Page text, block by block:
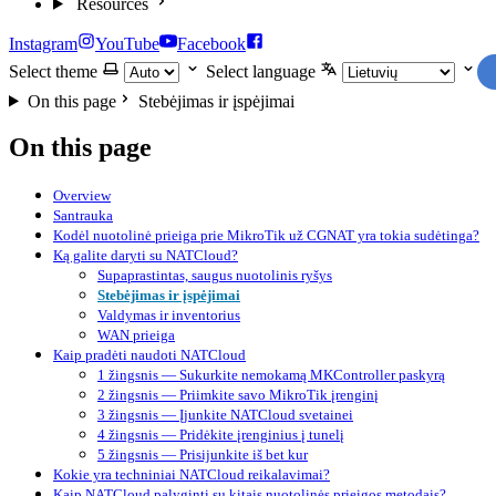
Instagram YouTube
Facebook
Select theme
Select language
On this page Stebėjimas ir įspėjimai
On this page
Overview
Santrauka
Kodėl nuotolinė prieiga prie MikroTik už CGNAT yra tokia sudėtinga?
Ką galite daryti su NATCloud?
Supaprastintas, saugus nuotolinis ryšys
Stebėjimas ir įspėjimai
Valdymas ir inventorius
WAN prieiga
Kaip pradėti naudoti NATCloud
1 žingsnis — Sukurkite nemokamą MKController paskyrą
2 žingsnis — Priimkite savo MikroTik įrenginį
3 žingsnis — Įjunkite NATCloud svetainei
4 žingsnis — Pridėkite įrenginius į tunelį
5 žingsnis — Prisijunkite iš bet kur
Kokie yra techniniai NATCloud reikalavimai?